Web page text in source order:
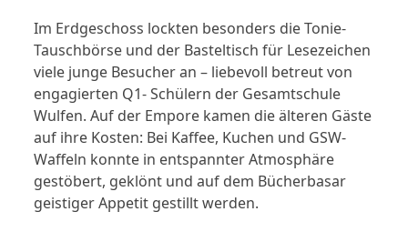
Im Erdgeschoss lockten besonders die Tonie-
Tauschbörse und der Basteltisch für Lesezeichen
viele junge Besucher an – liebevoll betreut von
engagierten Q1- Schülern der Gesamtschule
Wulfen. Auf der Empore kamen die älteren Gäste
auf ihre Kosten: Bei Kaffee, Kuchen und GSW-
Waffeln konnte in entspannter Atmosphäre
gestöbert, geklönt und auf dem Bücherbasar
geistiger Appetit gestillt werden.